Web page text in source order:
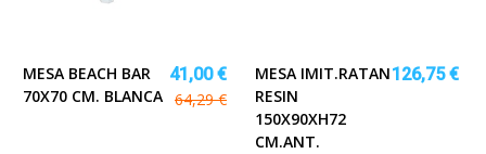
MESA BEACH BAR
70X70 CM. BLANCA
41,00 €
64,29 €
MESA IMIT.RATAN
RESIN
150X90XH72
CM.ANT.
126,75 €